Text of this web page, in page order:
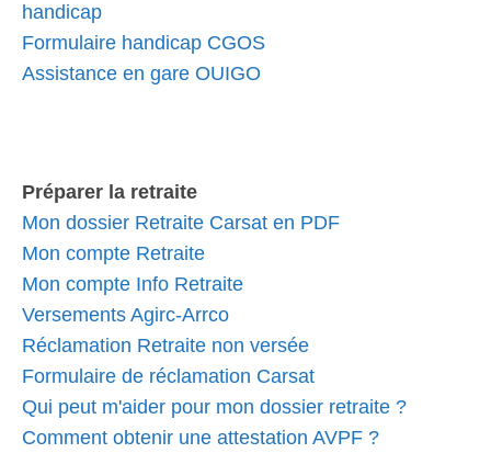
handicap
Formulaire handicap CGOS
Assistance en gare OUIGO
Préparer la retraite
Mon dossier Retraite Carsat en PDF
Mon compte Retraite
Mon compte Info Retraite
Versements Agirc-Arrco
Réclamation Retraite non versée
Formulaire de réclamation Carsat
Qui peut m'aider pour mon dossier retraite ?
Comment obtenir une attestation AVPF ?